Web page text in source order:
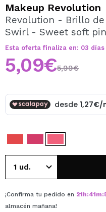
Al crear una cuenta en
tus compras rápidamente,
Makeup Revolution
Revolution - Brillo
Swirl - Sweet soft
Esta oferta finaliza en: 03 días
5,09€5,99€
¡Confirma tu pedido en 21h:41m:
almacén mañana!